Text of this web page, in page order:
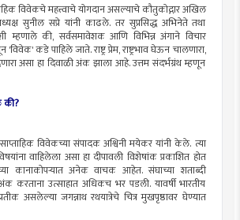
विवेकचे महत्त्वाचे योगदान असल्याचे कौतुकोद्गार अखिल
सुनील सप्रे यांनी काढले. तर सुप्रसिद्ध अभिनेते तथा
म्हणाले की, सर्वसमावेशक आणि विभिन्न अंगाने विचार
कडे पाहिले जाते. राष्ट्र प्रेम, राष्ट्रभाव घेऊन चालणारा,
असा हा दिवाळी अंक झाला आहे. उत्तम संदर्भग्रंथ म्हणून
साप्ताहिक विवेकच्या संपादक अश्विनी मयेकर यांनी केले. त्या
वाहिलेला असा हा दीपावली विशेषांक प्रकाशित होत
कानाकोपऱ्यात अनेक वाचक आहेत. संघाच्या शताब्दी
करताना उत्साहात अधिकच भर पडली. यावर्षी भारतीय
असलेल्या जगन्नाथ रथयात्रेचे चित्र मुखपृष्ठावर घेण्यात